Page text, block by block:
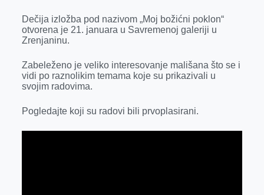
b
o
k
e
n
e
r
e
n
r
s
p
l
Dečija izložba pod nazivom „Moj božićni poklon“
otvorena je 21. januara u Savremenoj galeriji u
Zrenjaninu.
Zabeleženo je veliko interesovanje mališana što se i
vidi po raznolikim temama koje su prikazivali u
svojim radovima.
Pogledajte koji su radovi bili prvoplasirani.